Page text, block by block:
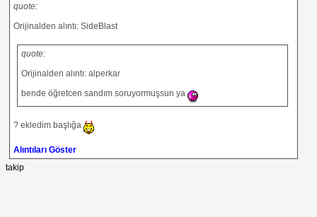
quote:
Orijinalden alıntı: SideBlast
quote:
Orijinalden alıntı: alperkar
bende öğretcen sandım soruyormuşsun ya
? ekledim başlığa
Alıntıları Göster
takip